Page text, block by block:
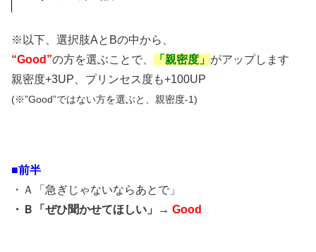
※以下、選択肢AとBの中から、
“Good”の方を選ぶことで、 「親密度」 がアップします
親密度+3UP、プリンセス度も+100UP
(※”Good”ではない方を選ぶと、親密度-1)
■前半
・Ａ「急ぎじゃないならあとで」
・Ｂ「ぜひ聞かせてほしい」→ Good